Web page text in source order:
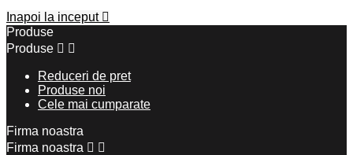
Inapoi la inceput 
Produse
Produse  
Reduceri de pret
Produse noi
Cele mai cumparate
Firma noastra
Firma noastra  